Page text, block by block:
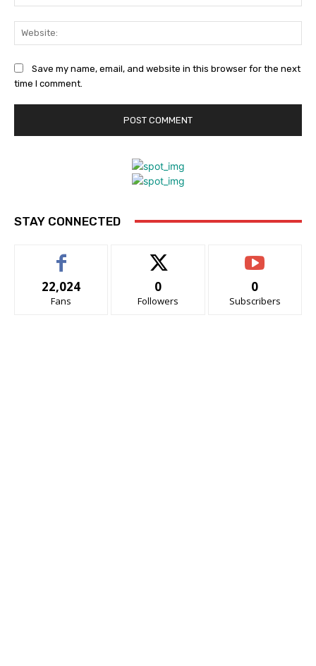
Save my name, email, and website in this browser for the next
time I comment.
STAY CONNECTED
22,024
Fans
0
Followers
0
Subscribers